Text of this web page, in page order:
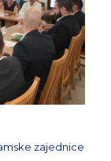
zajednice